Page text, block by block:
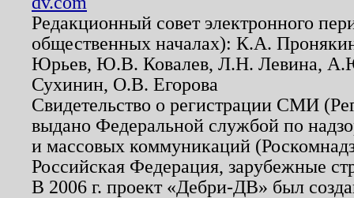
Редакционный совет электронного
общественных началах): К.А.
Юрьев, Ю.В. Ковалев, Л.Н. Левина,
Сухинин, О.В. Егорова
Свидетельство о регистрации СМИ
выдано Федеральной службой по
и массовых коммуникаций
Российская Федерация, зарубежные
В 2006 г. проект «Дебри-ДВ» был